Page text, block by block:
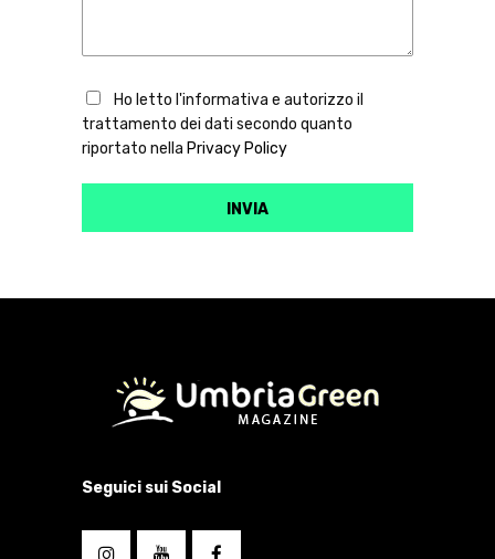
Ho letto l'informativa e autorizzo il
trattamento dei dati secondo quanto
riportato nella Privacy Policy
Seguici sui Social